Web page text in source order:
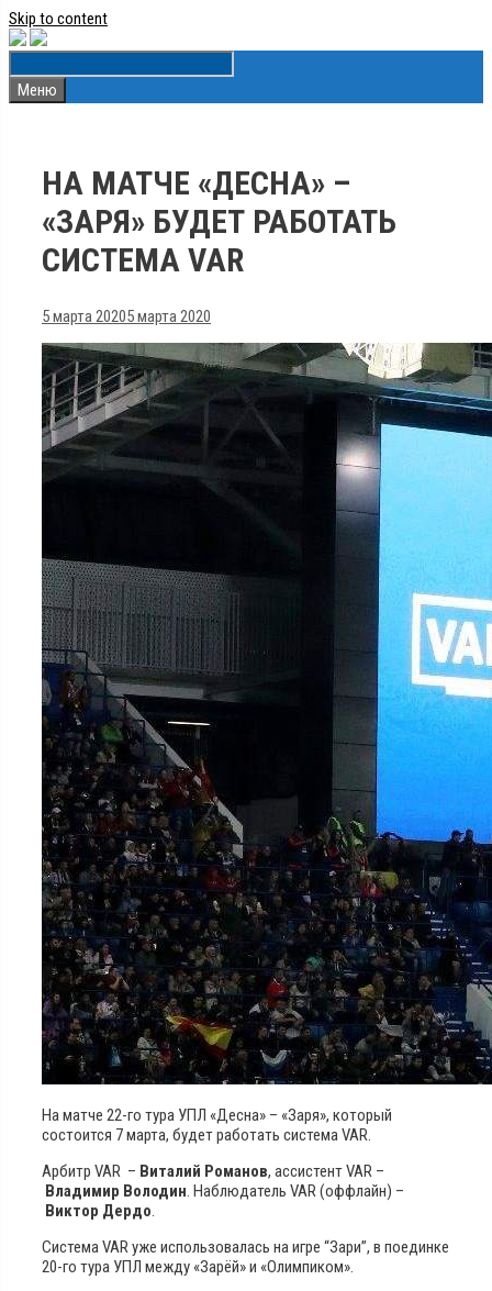
Skip to content
Меню
НА МАТЧЕ «ДЕСНА» –
«ЗАРЯ» БУДЕТ РАБОТАТЬ
СИСТЕМА VAR
5 марта 20205 марта 2020
На матче 22-го тура УПЛ «Десна» – «Заря», который
состоится 7 марта, будет работать система VAR.
Арбитр VAR – Виталий Романов, ассистент VAR –
Владимир Володин. Наблюдатель VAR (оффлайн) –
Виктор Дердо.
Система VAR уже использовалась на игре “Зари”, в поединке
20-го тура УПЛ между «Зарёй» и «Олимпиком».